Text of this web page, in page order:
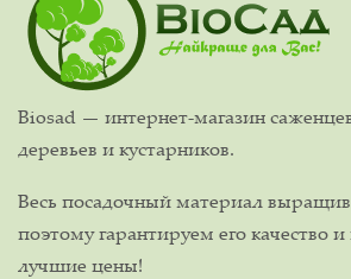
Biosad — интернет-магазин
деревьев и кустарников.
Весь посадочный материал
поэтому гарантируем его качество
лучшие цены!